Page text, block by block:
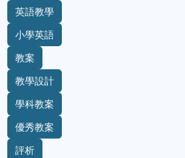
英語教學
小學英語
教案
教學設計
學科教案
優秀教案
評析